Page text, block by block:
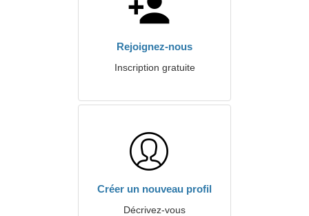
Rejoignez-nous
Inscription gratuite
Créer un nouveau profil
Décrivez-vous